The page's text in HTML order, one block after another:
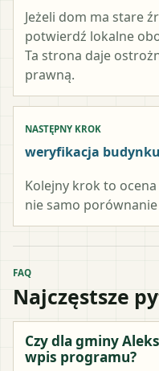
Jeżeli dom ma stare
potwierdź lokalne
Ta strona daje
prawną.
NASTĘPNY KROK
weryfikacja budynku
Kolejny krok to
nie samo
FAQ
Najczęstsze
Czy dla gminy
wpis programu?